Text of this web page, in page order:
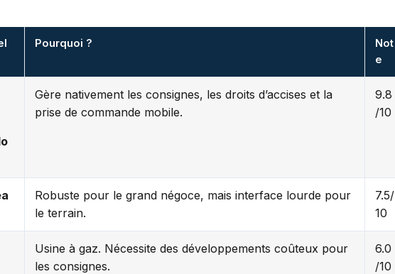
Pourquoi ?
Not
e
Gère nativement les consignes, les droits d’accises et la
prise de commande mobile.
9.8
/10
Robuste pour le grand négoce, mais interface lourde pour
le terrain.
7.5/
10
Usine à gaz. Nécessite des développements coûteux pour
les consignes.
6.0
/10